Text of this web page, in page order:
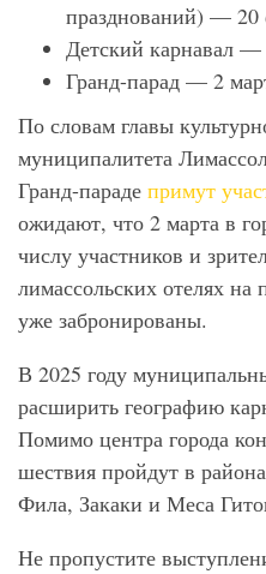
празднований) — 20
Детский карнавал —
Гранд-парад — 2
По словам главы
муниципалитета
Гранд-параде примут
ожидают, что 2 марта в
числу участников и
лимассольских отелях
уже забронированы.
В 2025 году
расширить географию
Помимо центра города
шествия пройдут в
Фила, Закаки и Меса
Не пропустите